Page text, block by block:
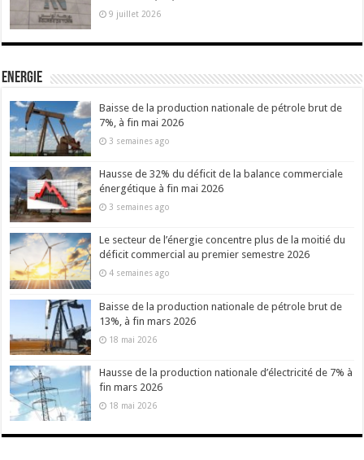
9 juillet 2026
Energie
Baisse de la production nationale de pétrole brut de
7%, à fin mai 2026
3 semaines ago
Hausse de 32% du déficit de la balance commerciale
énergétique à fin mai 2026
3 semaines ago
Le secteur de l’énergie concentre plus de la moitié du
déficit commercial au premier semestre 2026
4 semaines ago
Baisse de la production nationale de pétrole brut de
13%, à fin mars 2026
18 mai 2026
Hausse de la production nationale d’électricité de 7% à
fin mars 2026
18 mai 2026